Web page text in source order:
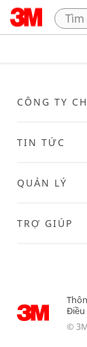
CÔNG TY
TIN TỨC
QUẢN LÝ
TRỢ GIÚP
Điều
©